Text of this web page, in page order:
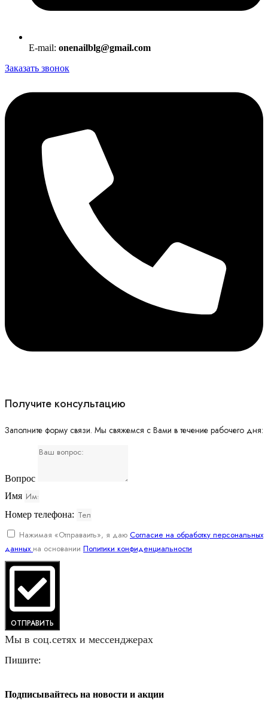
E-mail: onenailblg@gmail.com
Заказать звонок
Получите консультацию
Заполните форму связи. Мы свяжемся с Вами в течение рабочего дня:
Вопрос
Имя
Номер телефона:
Нажимая «Отправаить», я даю Согласие на обработку персональных
данных на основании Политики конфиденциальности
ОТПРАВИТЬ
Мы в соц.сетях и мессенджерах
Пишите:
Подписывайтесь на новости и акции